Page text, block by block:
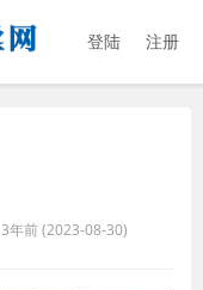
登陆 注册
3年前 (2023-08-30)